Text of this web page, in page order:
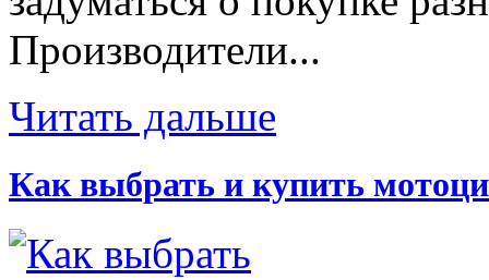
Производители...
Читать дальше
Как выбрать и купить